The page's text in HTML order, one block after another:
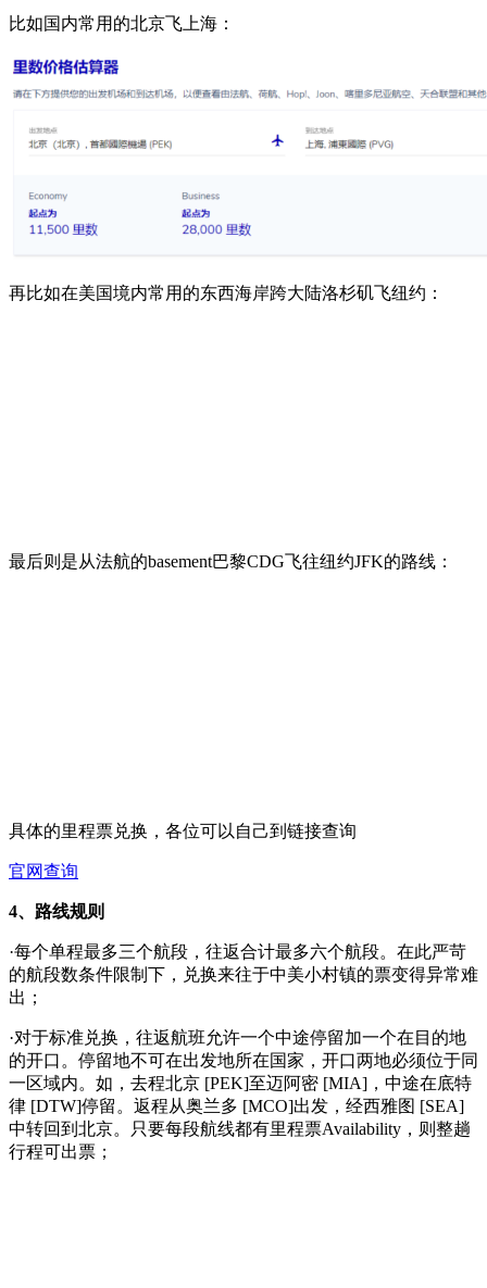
比如国内常用的北京飞上海：
再比如在美国境内常用的东西海岸跨大陆洛杉矶飞纽约：
最后则是从法航的basement巴黎CDG飞往纽约JFK的路线：
具体的里程票兑换，各位可以自己到链接查询
官网查询
4、路线规则
·每个单程最多三个航段，往返合计最多六个航段。在此严苛
的航段数条件限制下，兑换来往于中美小村镇的票变得异常难
出；
·对于标准兑换，往返航班允许一个中途停留加一个在目的地
的开口。停留地不可在出发地所在国家，开口两地必须位于同
一区域内。如，去程北京 [PEK]至迈阿密 [MIA]，中途在底特
律 [DTW]停留。返程从奥兰多 [MCO]出发，经西雅图 [SEA]
中转回到北京。只要每段航线都有里程票Availability，则整趟
行程可出票；